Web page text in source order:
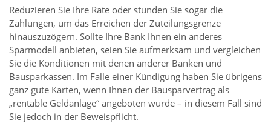
Reduzieren Sie Ihre Rate oder stunden Sie sogar die
Zahlungen, um das Erreichen der Zuteilungsgrenze
hinauszuzögern. Sollte Ihre Bank Ihnen ein anderes
Sparmodell anbieten, seien Sie aufmerksam und vergleichen
Sie die Konditionen mit denen anderer Banken und
Bausparkassen. Im Falle einer Kündigung haben Sie übrigens
ganz gute Karten, wenn Ihnen der Bausparvertrag als
„rentable Geldanlage“ angeboten wurde – in diesem Fall sind
Sie jedoch in der Beweispflicht.